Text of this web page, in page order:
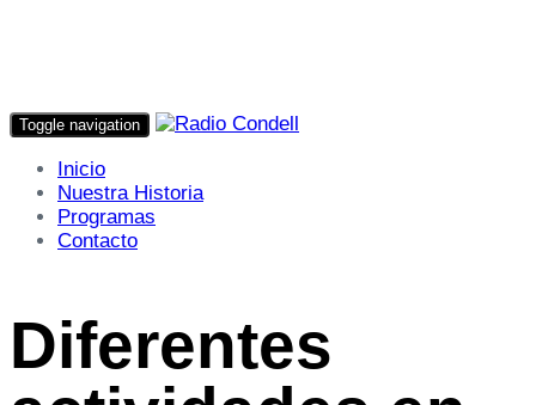
Toggle navigation
Inicio
Nuestra Historia
Programas
Contacto
Diferentes